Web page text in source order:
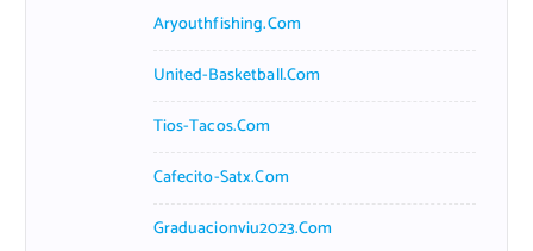
Aryouthfishing.com
United-Basketball.com
Tios-Tacos.com
Cafecito-Satx.com
Graduacionviu2023.com